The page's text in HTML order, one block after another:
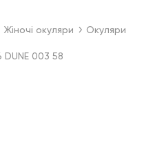
Жіночі окуляри Окуляри
DUNE 003 58